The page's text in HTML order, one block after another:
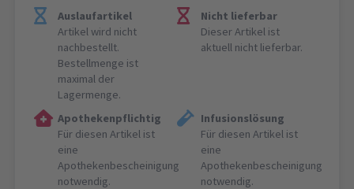
Auslaufartikel
Artikel wird nicht
nachbestellt.
Bestellmenge ist
maximal der
Lagermenge.
Nicht lieferbar
Dieser Artikel ist
aktuell nicht lieferbar.
Apothekenpflichtig
Für diesen Artikel ist
eine
Apothekenbescheinigung
notwendig.
Infusionslösung
Für diesen Artikel ist
eine
Apothekenbescheinigung
notwendig.